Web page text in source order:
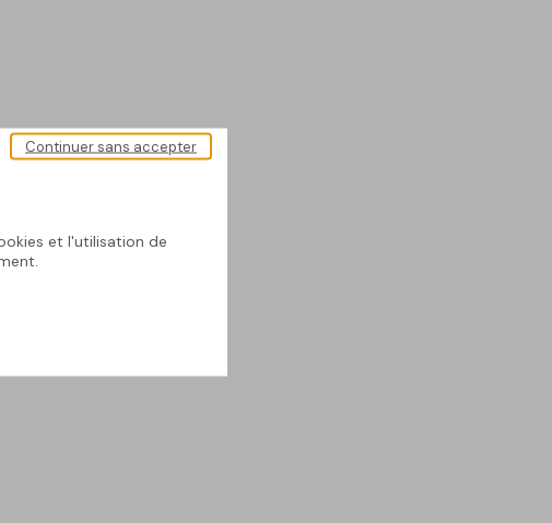
et l'utilisation de
Continuer sans accepter